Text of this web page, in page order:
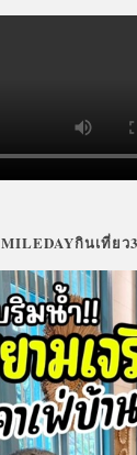
MILEDAYกินเที่ยว